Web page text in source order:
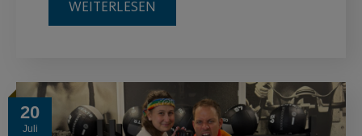
WEITERLESEN
20
Juli